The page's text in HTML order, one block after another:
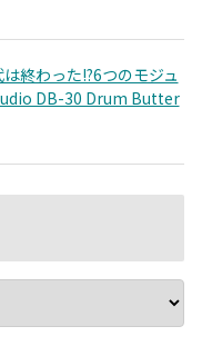
終わった!?6つのモジュ
DB-30 Drum Butter